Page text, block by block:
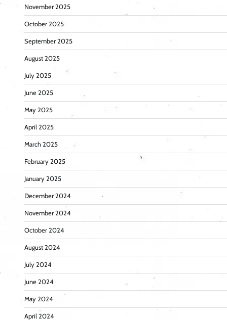
November 2025
October 2025
September 2025
August 2025
July 2025
June 2025
May 2025
April 2025
March 2025
February 2025
January 2025
December 2024
November 2024
October 2024
August 2024
July 2024
June 2024
May 2024
April 2024